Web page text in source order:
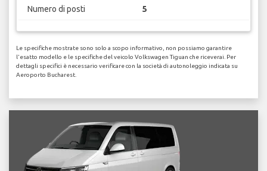
Numero di posti 5
Le specifiche mostrate sono solo a scopo informativo, non possiamo garantire
l'esatto modello e le specifiche del veicolo Volkswagen Tiguan che riceverai. Per
dettagli specifici è necessario verificare con la società di autonoleggio indicata su
Aeroporto Bucharest.